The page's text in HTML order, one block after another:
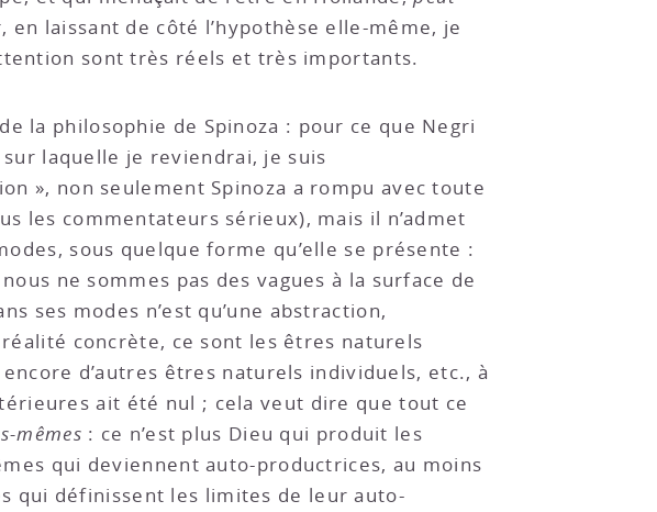
laissant de côté l’hypothèse elle-même, je
sont très réels et très importants.
la philosophie de Spinoza : pour ce que Negri
laquelle je reviendrai, je suis
», non seulement Spinoza a rompu avec toute
les commentateurs sérieux), mais il n’admet
sous quelque forme qu’elle se présente :
ne sommes pas des vagues à la surface de
ses modes n’est qu’une abstraction,
concrète, ce sont les êtres naturels
d’autres êtres naturels individuels, etc., à
ait été nul ; cela veut dire que tout ce
mêmes : ce n’est plus Dieu qui produit les
qui deviennent auto-productrices, au moins
qui définissent les limites de leur auto-